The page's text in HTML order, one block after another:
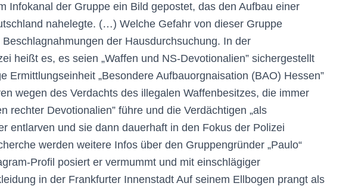
Infokanal der Gruppe ein Bild gepostet, das den Aufbau einer
nahelegte. (…) Welche Gefahr von dieser Gruppe
der Hausdurchsuchung. In der
heißt es, es seien „Waffen und NS-Devotionalien” sichergestellt
Ermittlungseinheit „Besondere Aufbauorgnaisation (BAO) Hessen”
wegen des Verdachts des illegalen Waffenbesitzes, die immer
rechter Devotionalien” führe und die Verdächtigen „als
entlarven und sie dann dauerhaft in den Fokus der Polizei
werden weitere Infos über den Gruppengründer „Paulo“
Profil posiert er vermummt und mit einschlägiger
in der Frankfurter Innenstadt Auf seinem Ellbogen prangt als